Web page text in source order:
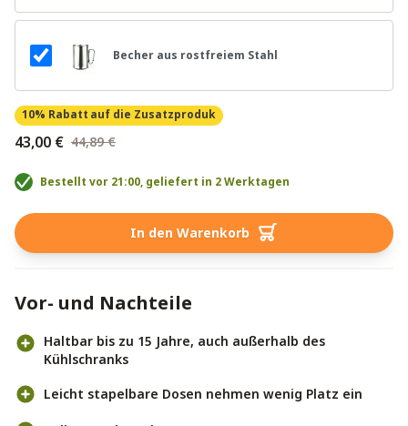
Becher aus rostfreiem Stahl
10% Rabatt auf die Zusatzproduk
43,00 € 44,89 €
Bestellt vor 21:00, geliefert in 2 Werktagen
In den Warenkorb
Vor- und Nachteile
Haltbar bis zu 15 Jahre, auch außerhalb des
Kühlschranks
Leicht stapelbare Dosen nehmen wenig Platz ein